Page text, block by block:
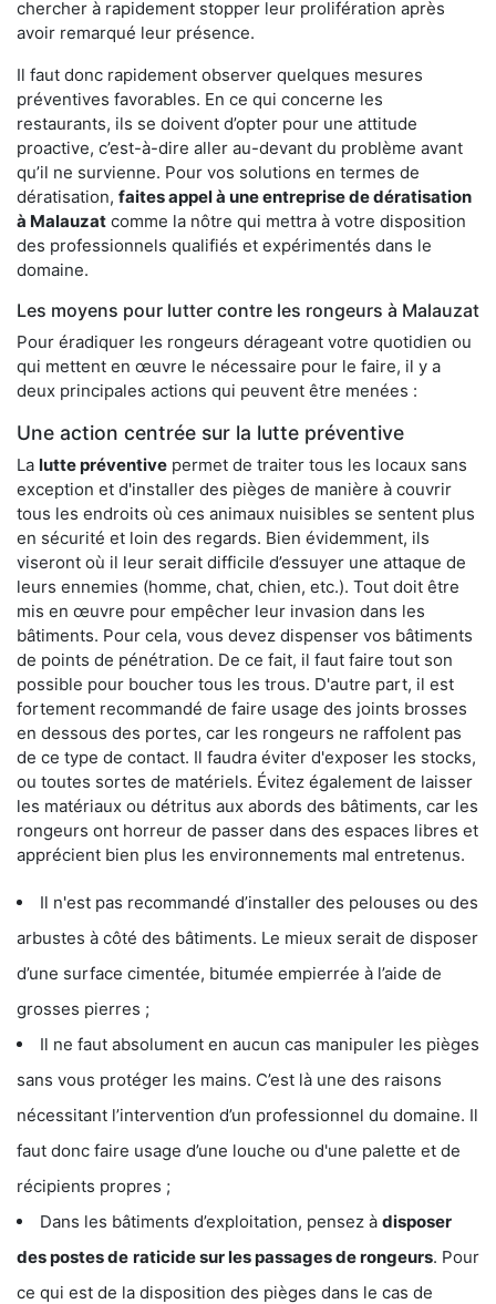
chercher à rapidement stopper leur prolifération après
avoir remarqué leur présence.
Il faut donc rapidement observer quelques mesures
préventives favorables. En ce qui concerne les
restaurants, ils se doivent d’opter pour une attitude
proactive, c’est-à-dire aller au-devant du problème avant
qu’il ne survienne. Pour vos solutions en termes de
dératisation, faites appel à une entreprise de dératisation
à Malauzat comme la nôtre qui mettra à votre disposition
des professionnels qualifiés et expérimentés dans le
domaine.
Les moyens pour lutter contre les rongeurs à Malauzat
Pour éradiquer les rongeurs dérageant votre quotidien ou
qui mettent en œuvre le nécessaire pour le faire, il y a
deux principales actions qui peuvent être menées :
Une action centrée sur la lutte préventive
La lutte préventive permet de traiter tous les locaux sans
exception et d'installer des pièges de manière à couvrir
tous les endroits où ces animaux nuisibles se sentent plus
en sécurité et loin des regards. Bien évidemment, ils
viseront où il leur serait difficile d’essuyer une attaque de
leurs ennemies (homme, chat, chien, etc.). Tout doit être
mis en œuvre pour empêcher leur invasion dans les
bâtiments. Pour cela, vous devez dispenser vos bâtiments
de points de pénétration. De ce fait, il faut faire tout son
possible pour boucher tous les trous. D'autre part, il est
fortement recommandé de faire usage des joints brosses
en dessous des portes, car les rongeurs ne raffolent pas
de ce type de contact. Il faudra éviter d'exposer les stocks,
ou toutes sortes de matériels. Évitez également de laisser
les matériaux ou détritus aux abords des bâtiments, car les
rongeurs ont horreur de passer dans des espaces libres et
apprécient bien plus les environnements mal entretenus.
Il n'est pas recommandé d’installer des pelouses ou des
arbustes à côté des bâtiments. Le mieux serait de disposer
d’une surface cimentée, bitumée empierrée à l’aide de
grosses pierres ;
Il ne faut absolument en aucun cas manipuler les pièges
sans vous protéger les mains. C’est là une des raisons
nécessitant l’intervention d’un professionnel du domaine. Il
faut donc faire usage d’une louche ou d'une palette et de
récipients propres ;
Dans les bâtiments d’exploitation, pensez à disposer
des postes de raticide sur les passages de rongeurs. Pour
ce qui est de la disposition des pièges dans le cas de